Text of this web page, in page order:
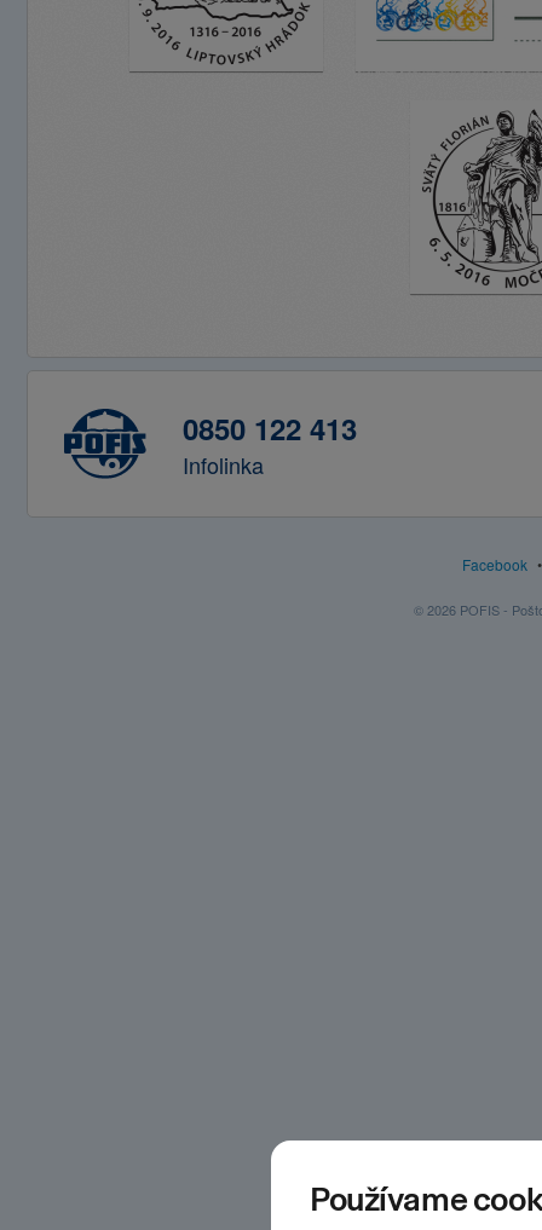
0850 122 413
Infolinka
Facebook
© 2026 POFIS -